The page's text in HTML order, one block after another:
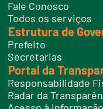
e
s
Fale Conosco
Todos os serviços
Estrutura de
Prefeito
Secretarias
Portal da
Responsabilidade
Radar da